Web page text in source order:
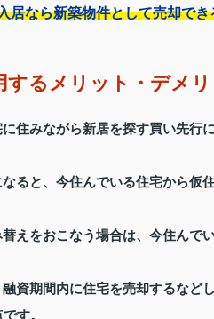
居なら新築物件として売却でき
るメリット・デメリ
住みながら新居を探す買い先行
ると、今住んでいる住宅から仮
えをおこなう場合は、今住んで
資期間内に住宅を売却するなど
す。